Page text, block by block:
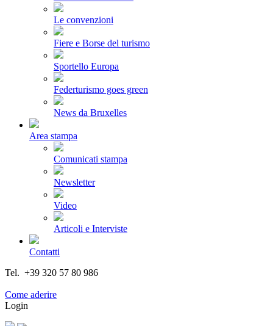
Le convenzioni
Fiere e Borse del turismo
Sportello Europa
Federturismo goes green
News da Bruxelles
Area stampa
Comunicati stampa
Newsletter
Video
Articoli e Interviste
Contatti
Tel. +39 320 57 80 986
Come aderire
Login